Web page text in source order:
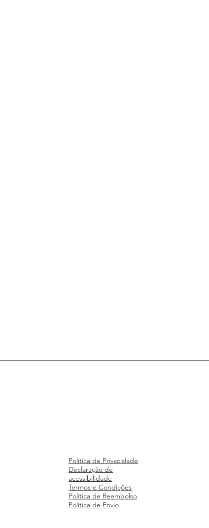
Política de Privacidade
Declaração de
acessibilidade
Termos e Condições
Política de Reembolso
Política de Envio